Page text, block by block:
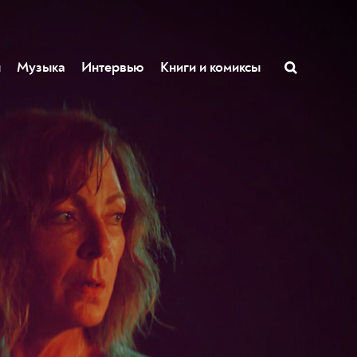
Музыка Интервью Книги и комиксы